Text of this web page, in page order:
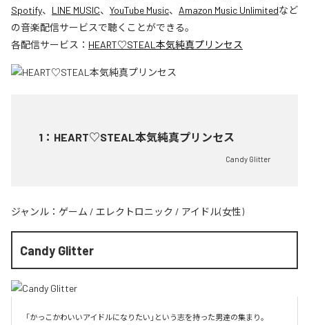
Spotify、 LINE MUSIC、 YouTube Music、 Amazon Music Unlimitedなど
の音楽配信サービスで聴くことができる。
各配信サービス： HEART♡STEAL本気純真プリンセス
1 ： HEART♡STEAL本気純真プリンセス
Candy Glitter
ジャンル： ゲーム / エレクトロニック / アイドル(女性)
Candy Glitter
「かっこかわいいアイドルになりたい」という志を持った男達の集まり。